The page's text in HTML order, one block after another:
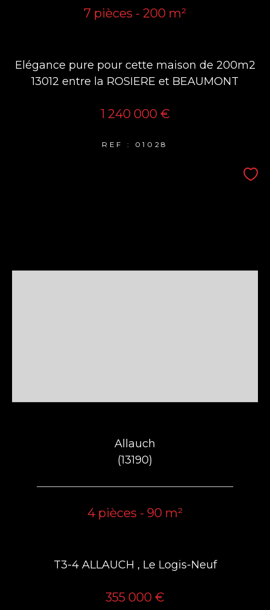
7 pièces - 200 m²
Elégance pure pour cette maison de 200m2
13012 entre la ROSIERE et BEAUMONT
1 240 000 €
REF : 01028
Allauch
(13190)
4 pièces - 90 m²
T3-4 ALLAUCH , Le Logis-Neuf
355 000 €